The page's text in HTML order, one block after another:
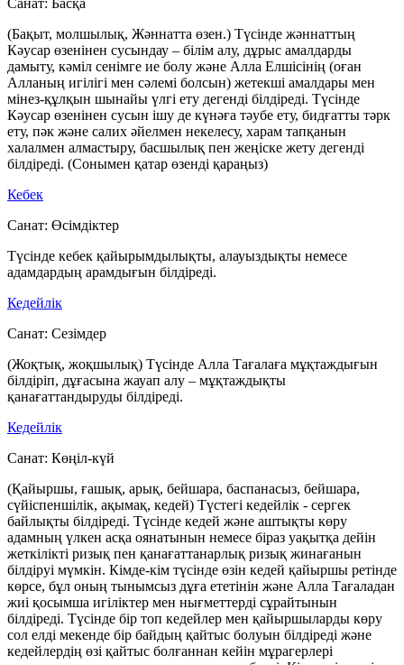
(Бақыт, молшылық, Жәннатта өзен.) Түсінде жәннаттың
Кәусар өзенінен сусындау – білім алу, дұрыс амалдарды
дамыту, кәміл сенімге ие болу және Алла Елшісінің (оған
Алланың игілігі мен сәлемі болсын) жетекші амалдары мен
мінез-құлқын шынайы үлгі ету дегенді білдіреді. Түсінде
Кәусар өзенінен сусын ішу де күнәға тәубе ету, бидғатты тәрк
ету, пәк және салих әйелмен некелесу, харам тапқанын
халалмен алмастыру, басшылық пен жеңіске жету дегенді
білдіреді. (Сонымен қатар өзенді қараңыз)
Кебек
Санат: Өсімдіктер
Түсінде кебек қайырымдылықты, алауыздықты немесе
адамдардың арамдығын білдіреді.
Кедейлік
Санат: Сезімдер
(Жоқтық, жоқшылық) Түсінде Алла Тағалаға мұқтаждығын
білдіріп, дұғасына жауап алу – мұқтаждықты
қанағаттандыруды білдіреді.
Кедейлік
Санат: Көңіл-күй
(Қайыршы, ғашық, арық, бейшара, баспанасыз, бейшара,
сүйіспеншілік, ақымақ, кедей) Түстегі кедейлік - сергек
байлықты білдіреді. Түсінде кедей және аштықты көру
адамның үлкен асқа оянатынын немесе біраз уақытқа дейін
жеткілікті ризық пен қанағаттанарлық ризық жинағанын
білдіруі мүмкін. Кімде-кім түсінде өзін кедей қайыршы ретінде
көрсе, бұл оның тынымсыз дұға ететінін және Алла Тағаладан
жиі қосымша игіліктер мен нығметтерді сұрайтынын
білдіреді. Түсінде бір топ кедейлер мен қайыршыларды көру
сол елді мекенде бір байдың қайтыс болуын білдіреді және
кедейлердің өзі қайтыс болғаннан кейін мұрагерлері